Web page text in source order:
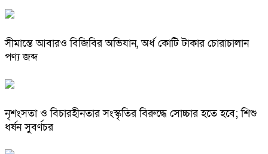
সীমান্তে আবারও বিজিবির অভিযান, অর্ধ কোটি টাকার চোরাচালান
পণ্য জব্দ
নৃশংসতা ও বিচারহীনতার সংস্কৃতির বিরুদ্ধে সোচ্চার হতে হবে; শিশু
ধর্ষন সুবর্ণচর